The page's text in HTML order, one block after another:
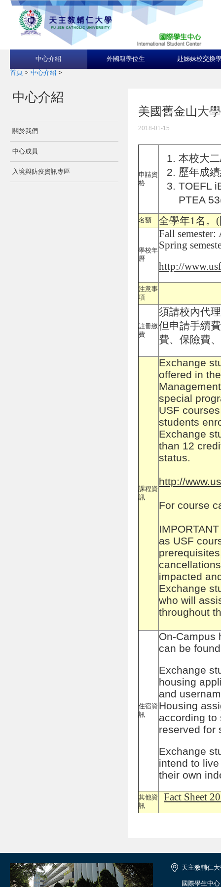
中心介紹 外國籍學位生 赴姊妹校交換
首頁 > 中心介紹 >
中心介紹
關於我們
中心成員
入境與防疫資訊專區
美國舊金山大
2018-01-15
申請資
格
本校大
歷年成
TOEFL
PTEA
名額 全學年1名。
學校年
曆
Fall semester:
Spring
http://
注意事
項
註冊繳
費
須請校內代
但申請手續
費、保險費
課程資
訊
Exchange
offered in
special
USF
students
Exchange
than 12
status.
http://
For course
as USF
impacted
Exchange
who will
throughout
住宿資
訊
On-Campus
can be
Exchange
housing
and
Housing
according to
reserved for
Exchange
intend to
their own
其他資
訊
Fact Sheet
天主教輔仁
國際學生中心